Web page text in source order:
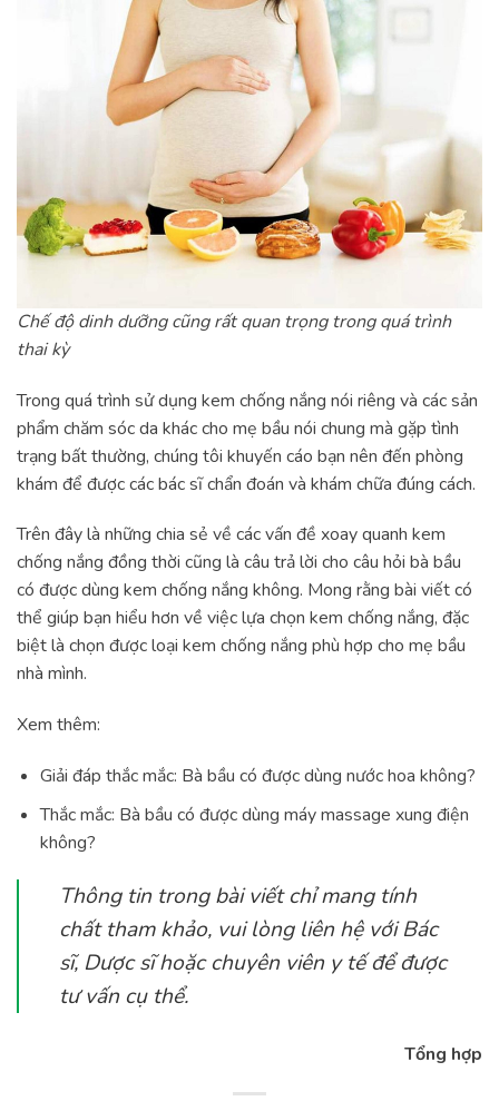
Chế độ dinh dưỡng cũng rất quan trọng trong quá trình
thai kỳ
Trong quá trình sử dụng kem chống nắng nói riêng và các sản
phẩm chăm sóc da khác cho mẹ bầu nói chung mà gặp tình
trạng bất thường, chúng tôi khuyến cáo bạn nên đến phòng
khám để được các bác sĩ chẩn đoán và khám chữa đúng cách.
Trên đây là những chia sẻ về các vấn đề xoay quanh kem
chống nắng đồng thời cũng là câu trả lời cho câu hỏi bà bầu
có được dùng kem chống nắng không. Mong rằng bài viết có
thể giúp bạn hiểu hơn về việc lựa chọn kem chống nắng, đặc
biệt là chọn được loại kem chống nắng phù hợp cho mẹ bầu
nhà mình.
Xem thêm:
Giải đáp thắc mắc: Bà bầu có được dùng nước hoa không?
Thắc mắc: Bà bầu có được dùng máy massage xung điện
không?
Thông tin trong bài viết chỉ mang tính
chất tham khảo, vui lòng liên hệ với Bác
sĩ, Dược sĩ hoặc chuyên viên y tế để được
tư vấn cụ thể.
Tổng hợp